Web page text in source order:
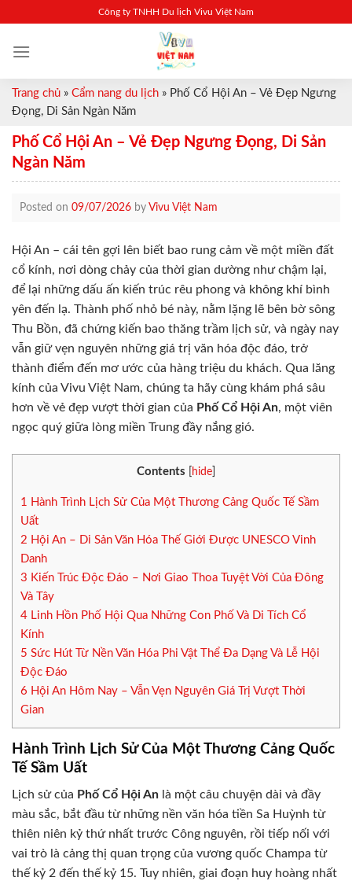
content
Công ty TNHH Du lịch Vivu Việt Nam
Trang chủ » Cẩm nang du lịch » Phố Cổ Hội An – Vẻ Đẹp Ngưng
Đọng, Di Sản Ngàn Năm
Phố Cổ Hội An – Vẻ Đẹp Ngưng Đọng, Di Sản
Ngàn Năm
Posted on 09/07/2026 by Vivu Việt Nam
Hội An – cái tên gợi lên biết bao rung cảm về một miền đất
cổ kính, nơi dòng chảy của thời gian dường như chậm lại,
để lại những dấu ấn kiến trúc rêu phong và không khí bình
yên đến lạ. Thành phố nhỏ bé này, nằm lặng lẽ bên bờ sông
Thu Bồn, đã chứng kiến bao thăng trầm lịch sử, và ngày nay
vẫn giữ vẹn nguyên những giá trị văn hóa độc đáo, trở
thành điểm đến mơ ước của hàng triệu du khách. Qua lăng
kính của Vivu Việt Nam, chúng ta hãy cùng khám phá sâu
hơn về vẻ đẹp vượt thời gian của Phố Cổ Hội An, một viên
ngọc quý giữa lòng miền Trung đầy nắng gió.
Contents hide
1
Hành Trình Lịch Sử Của Một Thương Cảng Quốc Tế Sầm
Uất
2 Hội An – Di Sản Văn Hóa Thế Giới Được UNESCO Vinh
Danh
3 Kiến Trúc Độc Đáo – Nơi Giao Thoa Tuyệt Vời Của Đông
Và Tây
4 Linh Hồn Phố Hội Qua Những Con Phố Và Di Tích Cổ
Kính
5 Sức Hút Từ Nền Văn Hóa Phi Vật Thể Đa Dạng Và Lễ Hội
Độc Đáo
6 Hội An Hôm Nay – Vẫn Vẹn Nguyên Giá Trị Vượt Thời
Gian
Hành Trình Lịch Sử Của Một Thương Cảng Quốc
Tế Sầm Uất
Lịch sử của Phố Cổ Hội An là một câu chuyện dài và đầy
màu sắc, bắt đầu từ những nền văn hóa tiền Sa Huỳnh từ
thiên niên kỷ thứ nhất trước Công nguyên, rồi tiếp nối với
vai trò là cảng thị quan trọng của vương quốc Champa từ
thế kỷ 2 đến thế kỷ 15. Tuy nhiên, giai đoạn huy hoàng nhất